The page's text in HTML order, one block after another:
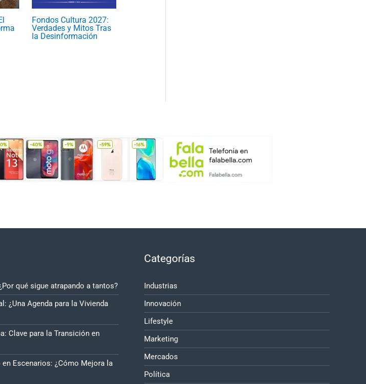
Fondos Cultura 2027:
Verdades y Mitos Tras
la Desinformación
qué sigue atrapando a tantos?
¿Una Agenda para la Vivienda
Clave para la Transición en
en Escenarios: ¿Cómo Mejora la
Categorías
Industrias
Innovación
Lifestyle
Marketing
Mercados
Política